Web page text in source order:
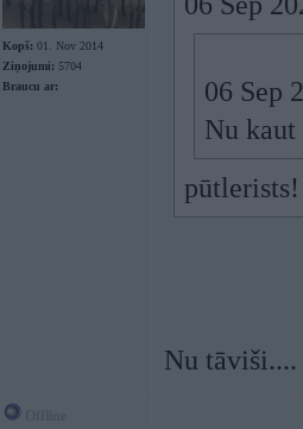
Kopš: 01. Nov 2014
Ziņojumi: 5704
Braucu ar:
06 Sep
Nu
Nu tāviši....